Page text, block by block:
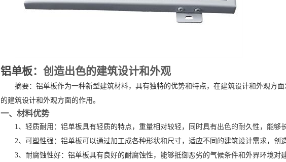
铝单板：创造出色的建筑设计和外观
摘要：铝单板作为一种新型建筑材料，具有独特的优势和特点，在建筑设计和外观方
的建筑设计和外观方面的作用。
一、材料优势
1、轻质耐用：铝单板具有轻质的特点，重量相对较轻，同时具有出色的耐久性，能够
2、可塑性强：铝单板可以通过加工成各种形状和尺寸，适应不同的建筑设计需求，创
3、耐腐蚀性好：铝单板具有良好的耐腐蚀性，能够抵御恶劣的气候条件和外界环境对